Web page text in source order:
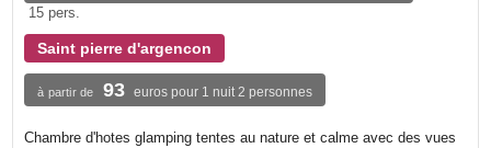
15 pers.
Saint pierre d'argencon
à partir de 93 euros pour 1 nuit 2 personnes
Chambre d'hotes glamping tentes au nature et calme avec des vues